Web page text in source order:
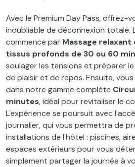
Avec le Premium Day Pass, offrez-
inoubliable de déconnexion totale.
commence par Massage relaxant
tissus profonds de 30 ou 60
soulager les tensions et préparer
de plaisir et de repos. Ensuite,
dans notre gamme complète
minutes, idéal pour revitaliser le
L'expérience se poursuit avec
journalier, qui vous permettra de
installations de l'hôtel : piscines,
espaces extérieurs pour vous
simplement partager la journée à